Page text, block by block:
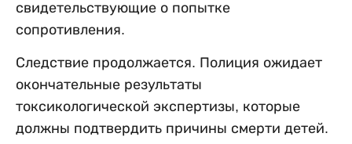
свидетельствующие о попытке
сопротивления.
Следствие продолжается. Полиция ожидает
окончательные результаты
токсикологической экспертизы, которые
должны подтвердить причины смерти детей.